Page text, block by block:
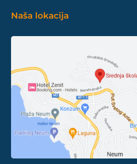
Naša lokacija